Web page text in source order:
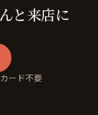
と来店に
ード不要